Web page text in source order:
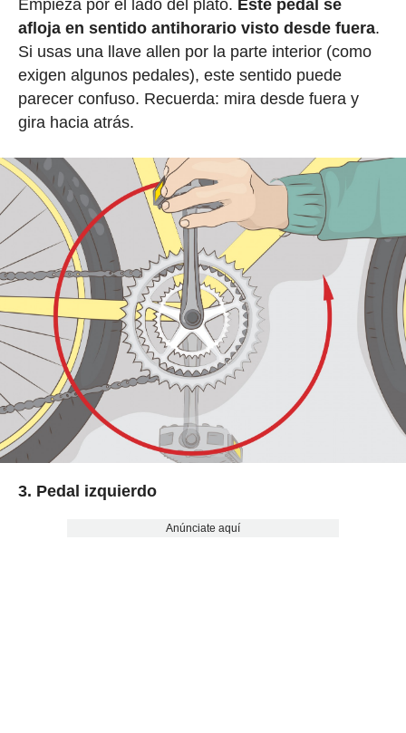
Empieza por el lado del plato. Este pedal se
afloja en sentido antihorario visto desde fuera.
Si usas una llave allen por la parte interior (como
exigen algunos pedales), este sentido puede
parecer confuso. Recuerda: mira desde fuera y
gira hacia atrás.
3. Pedal izquierdo
Anúnciate aquí